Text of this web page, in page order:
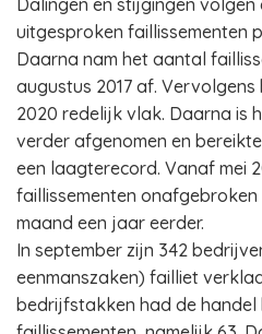
Dalingen en stijgingen
uitgesproken faillissementen
Daarna nam het aantal
augustus 2017 af.
2020 redelijk vlak. Daarna is
verder afgenomen en
een laagterecord. Vanaf mei
faillissementen
maand een jaar eerder.
In september zijn 342
eenmanszaken) failliet
bedrijfstakken had de